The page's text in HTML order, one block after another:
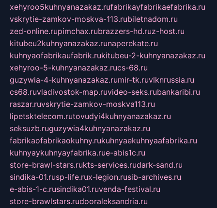
xehyroo5kuhnyanazakaz.rufabrikayfabrikaefabrika.ru
vskrytie-zamkov-moskva-113.rubiletnadom.ru
zed-online.rupimchax.rubrazzers-hd.ruz-host.ru
kitubeu2kuhnyanazakaz.runaperekate.ru
kuhnyaofabrikaufabrik.rukitubeu-2-kuhnyanazakaz.ru
xehyroo-5-kuhnyanazakaz.rucs-68.ru
guzywia-4-kuhnyanazakaz.rumir-tk.ruvlknrussia.ru
cs68.ruvladivostok-map.ruvideo-seks.rubankaribi.ru
raszar.ruvskrytie-zamkov-moskva113.ru
lipetsktelecom.rutovudyi4kuhnyanazakaz.ru
seksuzb.ruguzywia4kuhnyanazakaz.ru
fabrikaofabrikaokuhny.rukuhnyaekuhnyaafabrika.ru
kuhnyaykuhnyayfabrika.rue-abis1c.ru
store-brawl-stars.rukts-services.rudark-sand.ru
sindika-01.rusp-life.rux-legion.rusib-archives.ru
e-abis-1-c.rusindika01.ruvenda-festival.ru
store-brawlstars.rudooraleksandria.ru